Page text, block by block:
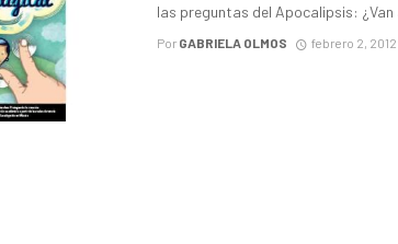
las preguntas del Apocalipsis: ¿Van
Por GABRIELA OLMOS febrero 2, 2012